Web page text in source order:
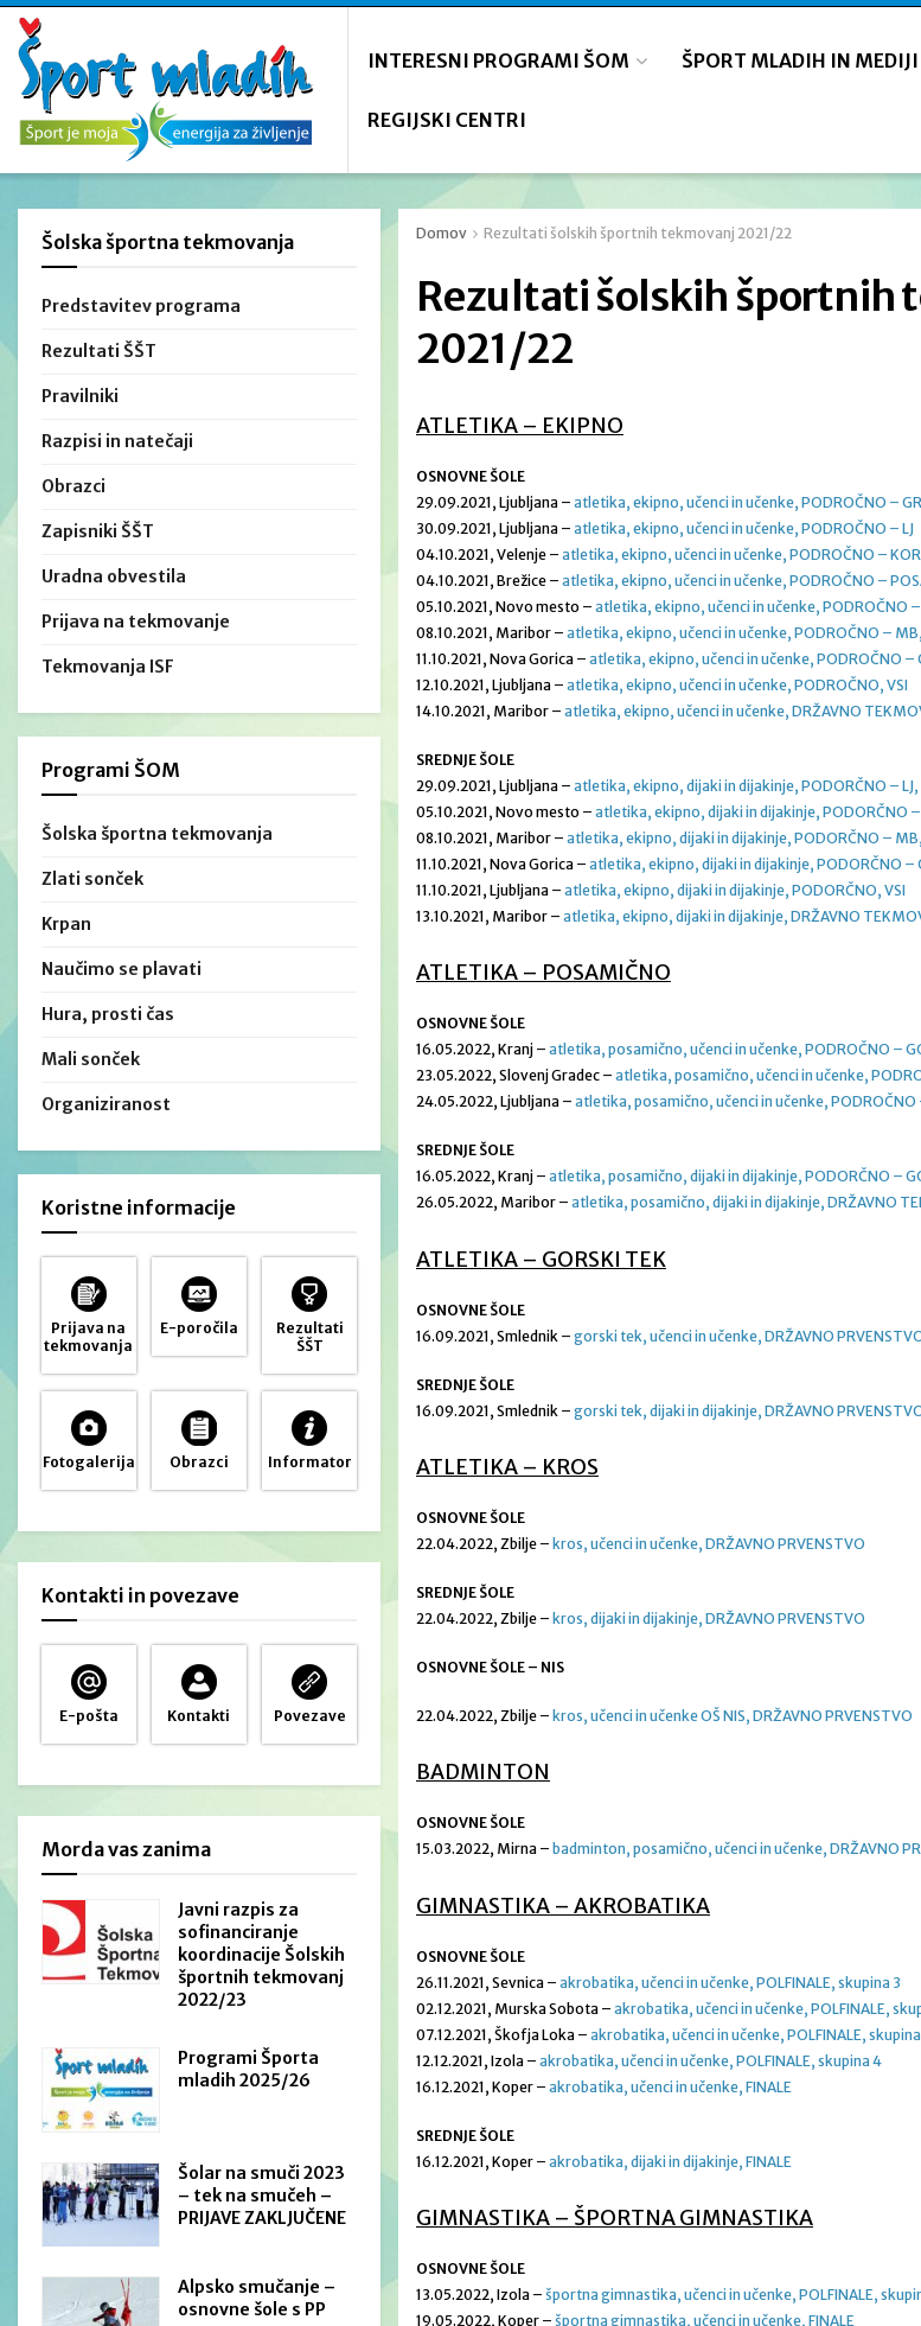
INTERESNI PROGRAMI ŠOM ŠPORT MLADIH IN MEDIJI
REGIJSKI CENTRI
Domov Rezultati šolskih športnih tekmovanj 2021/22
Rezultati šolskih športnih
2021/22
ATLETIKA – EKIPNO
OSNOVNE ŠOLE
29.09.2021, Ljubljana – atletika, ekipno, učenci in učenke, PODROČNO –
30.09.2021, Ljubljana – atletika, ekipno, učenci in učenke, PODROČNO – LJ
04.10.2021, Velenje – atletika, ekipno, učenci in učenke, PODROČNO –
04.10.2021, Brežice – atletika, ekipno, učenci in učenke, PODROČNO –
05.10.2021, Novo mesto – atletika, ekipno, učenci in učenke, PODROČNO
08.10.2021, Maribor – atletika, ekipno, učenci in učenke, PODROČNO –
11.10.2021, Nova Gorica – atletika, ekipno, učenci in učenke, PODROČNO –
12.10.2021, Ljubljana – atletika, ekipno, učenci in učenke, PODROČNO, VSI
14.10.2021, Maribor – atletika, ekipno, učenci in učenke, DRŽAVNO
SREDNJE ŠOLE
29.09.2021, Ljubljana – atletika, ekipno, dijaki in dijakinje, PODORČNO – LJ,
05.10.2021, Novo mesto – atletika, ekipno, dijaki in dijakinje, PODORČNO
08.10.2021, Maribor – atletika, ekipno, dijaki in dijakinje, PODORČNO – MB,
11.10.2021, Nova Gorica – atletika, ekipno, dijaki in dijakinje, PODORČNO –
11.10.2021, Ljubljana – atletika, ekipno, dijaki in dijakinje, PODORČNO, VSI
13.10.2021, Maribor – atletika, ekipno, dijaki in dijakinje, DRŽAVNO
ATLETIKA – POSAMIČNO
OSNOVNE ŠOLE
16.05.2022, Kranj – atletika, posamično, učenci in učenke, PODROČNO –
23.05.2022, Slovenj Gradec – atletika, posamično, učenci in učenke,
24.05.2022, Ljubljana – atletika, posamično, učenci in učenke, PODROČNO
SREDNJE ŠOLE
16.05.2022, Kranj – atletika, posamično, dijaki in dijakinje, PODORČNO –
26.05.2022, Maribor – atletika, posamično, dijaki in dijakinje, DRŽAVNO
ATLETIKA – GORSKI TEK
OSNOVNE ŠOLE
16.09.2021, Smlednik – gorski tek, učenci in učenke, DRŽAVNO
SREDNJE ŠOLE
16.09.2021, Smlednik – gorski tek, dijaki in dijakinje, DRŽAVNO
ATLETIKA – KROS
OSNOVNE ŠOLE
22.04.2022, Zbilje – kros, učenci in učenke, DRŽAVNO PRVENSTVO
SREDNJE ŠOLE
22.04.2022, Zbilje – kros, dijaki in dijakinje, DRŽAVNO PRVENSTVO
OSNOVNE ŠOLE – NIS
22.04.2022, Zbilje – kros, učenci in učenke OŠ NIS, DRŽAVNO PRVENSTVO
BADMINTON
OSNOVNE ŠOLE
15.03.2022, Mirna – badminton, posamično, učenci in učenke, DRŽAVNO
GIMNASTIKA – AKROBATIKA
OSNOVNE ŠOLE
26.11.2021, Sevnica – akrobatika, učenci in učenke, POLFINALE, skupina 3
02.12.2021, Murska Sobota – akrobatika, učenci in učenke, POLFINALE,
07.12.2021, Škofja Loka – akrobatika, učenci in učenke, POLFINALE,
12.12.2021, Izola – akrobatika, učenci in učenke, POLFINALE, skupina 4
16.12.2021, Koper – akrobatika, učenci in učenke, FINALE
SREDNJE ŠOLE
16.12.2021, Koper – akrobatika, dijaki in dijakinje, FINALE
GIMNASTIKA – ŠPORTNA GIMNASTIKA
OSNOVNE ŠOLE
13.05.2022, Izola – športna gimnastika, učenci in učenke, POLFINALE,
19.05.2022, Koper – športna gimnastika, učenci in učenke, FINALE
Šolska športna tekmovanja
Predstavitev programa
Rezultati ŠŠT
Pravilniki
Razpisi in natečaji
Obrazci
Zapisniki ŠŠT
Uradna obvestila
Prijava na tekmovanje
Tekmovanja ISF
Programi ŠOM
Šolska športna tekmovanja
Zlati sonček
Krpan
Naučimo se plavati
Hura, prosti čas
Mali sonček
Organiziranost
Koristne informacije
Prijava na
tekmovanja
E-poročila
Rezultati
ŠŠT
Fotogalerija Obrazci Informator
Kontakti in povezave
E-pošta Kontakti Povezave
Morda vas zanima
Javni razpis za
sofinanciranje
koordinacije Šolskih
športnih tekmovanj
2022/23
Programi Športa
mladih 2025/26
Šolar na smuči 2023
– tek na smučeh –
PRIJAVE ZAKLJUČENE
Alpsko smučanje –
osnovne šole s PP